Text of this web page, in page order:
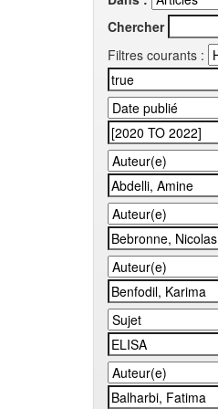
Chercher
Filtres courants :